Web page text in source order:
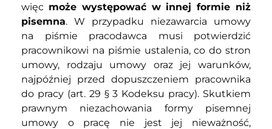
więc może występować w innej formie niż
pisemna. W przypadku niezawarcia umowy
na piśmie pracodawca musi potwierdzić
pracownikowi na piśmie ustalenia, co do stron
umowy, rodzaju umowy oraz jej warunków,
najpóźniej przed dopuszczeniem pracownika
do pracy (art. 29 § 3 Kodeksu pracy). Skutkiem
prawnym niezachowania formy pisemnej
umowy o pracę nie jest jej nieważność,